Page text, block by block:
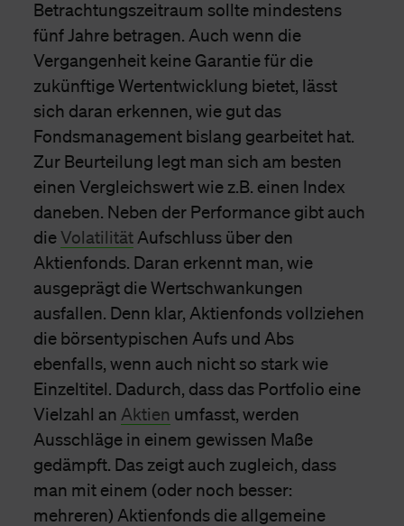
Betrachtungszeitraum sollte mindestens
fünf Jahre betragen. Auch wenn die
Vergangenheit keine Garantie für die
zukünftige Wertentwicklung bietet, lässt
sich daran erkennen, wie gut das
Fondsmanagement bislang gearbeitet hat.
Zur Beurteilung legt man sich am besten
einen Vergleichswert wie z.B. einen Index
daneben. Neben der Performance gibt auch
dieVolatilität Aufschluss über den
Aktienfonds. Daran erkennt man, wie
ausgeprägt die Wertschwankungen
ausfallen. Denn klar, Aktienfonds vollziehen
die börsentypischen Aufs und Abs
ebenfalls, wenn auch nicht so stark wie
Einzeltitel. Dadurch, dass das Portfolio eine
Vielzahl an Aktien umfasst, werden
Ausschläge in einem gewissen Maße
gedämpft. Das zeigt auch zugleich, dass
man mit einem (oder noch besser:
mehreren) Aktienfonds die allgemeine